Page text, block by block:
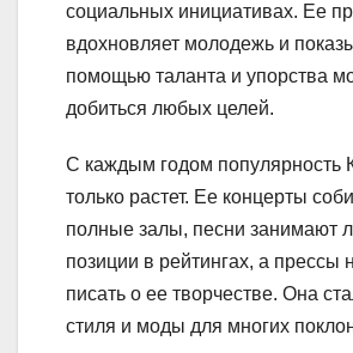
социальных инициативах. Ее
вдохновляет молодежь и
помощью таланта и упорства
добиться любых целей.
С каждым годом популярность
только растет. Ее концерты
полные залы, песни занимают
позиции в рейтингах, а прессы
писать о ее творчестве. Она
стиля и моды для многих